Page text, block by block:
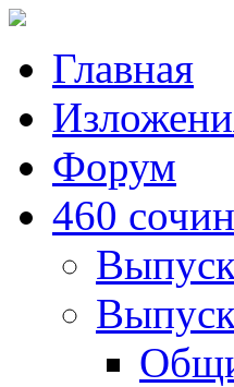
Главная
Форум
460